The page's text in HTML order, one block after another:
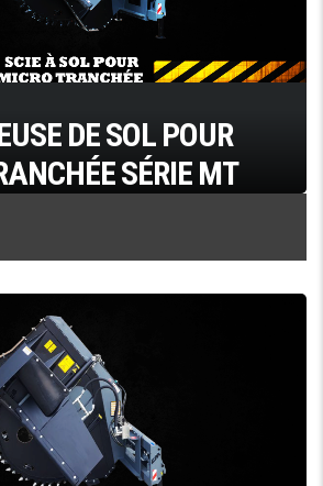
DE SOL POUR
SÉRIE MT